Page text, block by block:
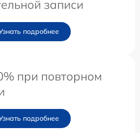
записи
подробнее
при повторном
подробнее